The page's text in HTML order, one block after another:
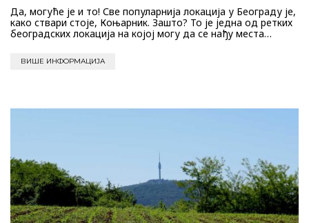
Да, могуће је и то! Све популарнија локација у Београду је,
како ствари стоје, Коњарник. Зашто? То је једна од ретких
београдских локација на којој могу да се нађу места…
ВИШЕ ИНФОРМАЦИЈА